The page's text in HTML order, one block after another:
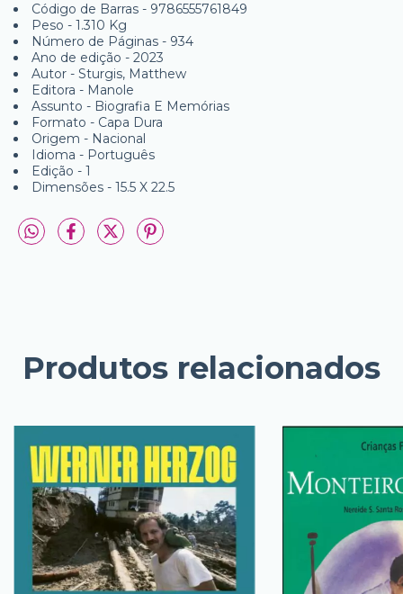
Código de Barras - 9786555761849
Peso - 1.310 Kg
Número de Páginas - 934
Ano de edição - 2023
Autor - Sturgis, Matthew
Editora - Manole
Assunto - Biografia E Memórias
Formato - Capa Dura
Origem - Nacional
Idioma - Português
Edição - 1
Dimensões - 15.5 X 22.5
Produtos relacionados